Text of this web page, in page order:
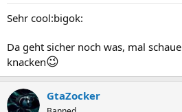
Sehr cool:bigok:
Da geht sicher noch was, mal
knacken😉
GtaZocker